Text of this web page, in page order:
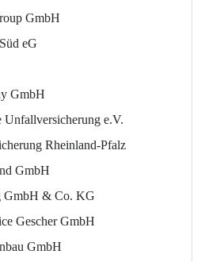
GmbH
eG
GmbH
Unfallversicherung e.V.
Rheinland-Pfalz
GmbH
GmbH & Co. KG
Gescher GmbH
GmbH